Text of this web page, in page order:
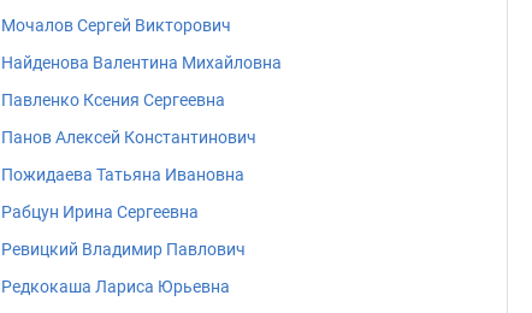
Мочалов Сергей Викторович
Найденова Валентина Михайловна
Павленко Ксения Сергеевна
Панов Алексей Константинович
Пожидаева Татьяна Ивановна
Рабцун Ирина Сергеевна
Ревицкий Владимир Павлович
Редкокаша Лариса Юрьевна